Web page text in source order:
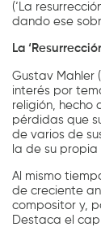
(‘La
dando ese
La
Gustav Mahler
interés por
religión, hecho
pérdidas que
de varios de
la de su propia
Al mismo
de creciente
compositor y,
Destaca el